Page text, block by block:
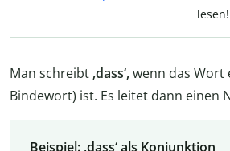
lesen!
Man schreibt ‚dass‘,wenn das Wort
Bindewort) ist. Es leitet dann einen
Beispiel: ‚dass‘ als Konjunktion